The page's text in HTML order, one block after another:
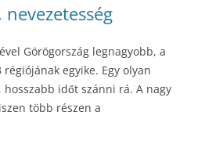
Görögország legnagyobb, a
egyike. Egy olyan
időt szánni rá. A nagy
több részen a